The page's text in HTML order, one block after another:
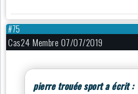
#75
Cas24 Membre 07/07/2019
pierre trouée sport a écrit :